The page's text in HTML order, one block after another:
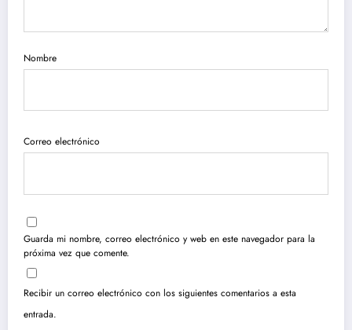
Nombre
Correo electrónico
Guarda mi nombre, correo electrónico y web en este navegador para la
próxima vez que comente.
Recibir un correo electrónico con los siguientes comentarios a esta
entrada.